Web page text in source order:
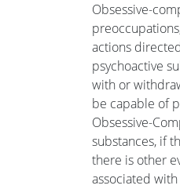
Obsessive-
actions
psychoactive
with or
be capable of
Obsessive-
substances, if
there is other
associated